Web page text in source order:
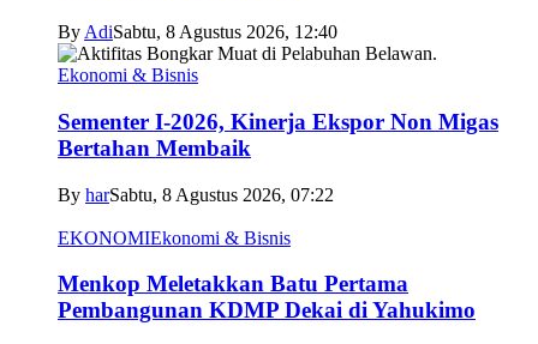
By AdiSabtu, 8 Agustus 2026, 12:40
Ekonomi & Bisnis
Sementer I-2026, Kinerja Ekspor Non Migas
Bertahan Membaik
By harSabtu, 8 Agustus 2026, 07:22
EKONOMIEkonomi & Bisnis
Menkop Meletakkan Batu Pertama
Pembangunan KDMP Dekai di Yahukimo